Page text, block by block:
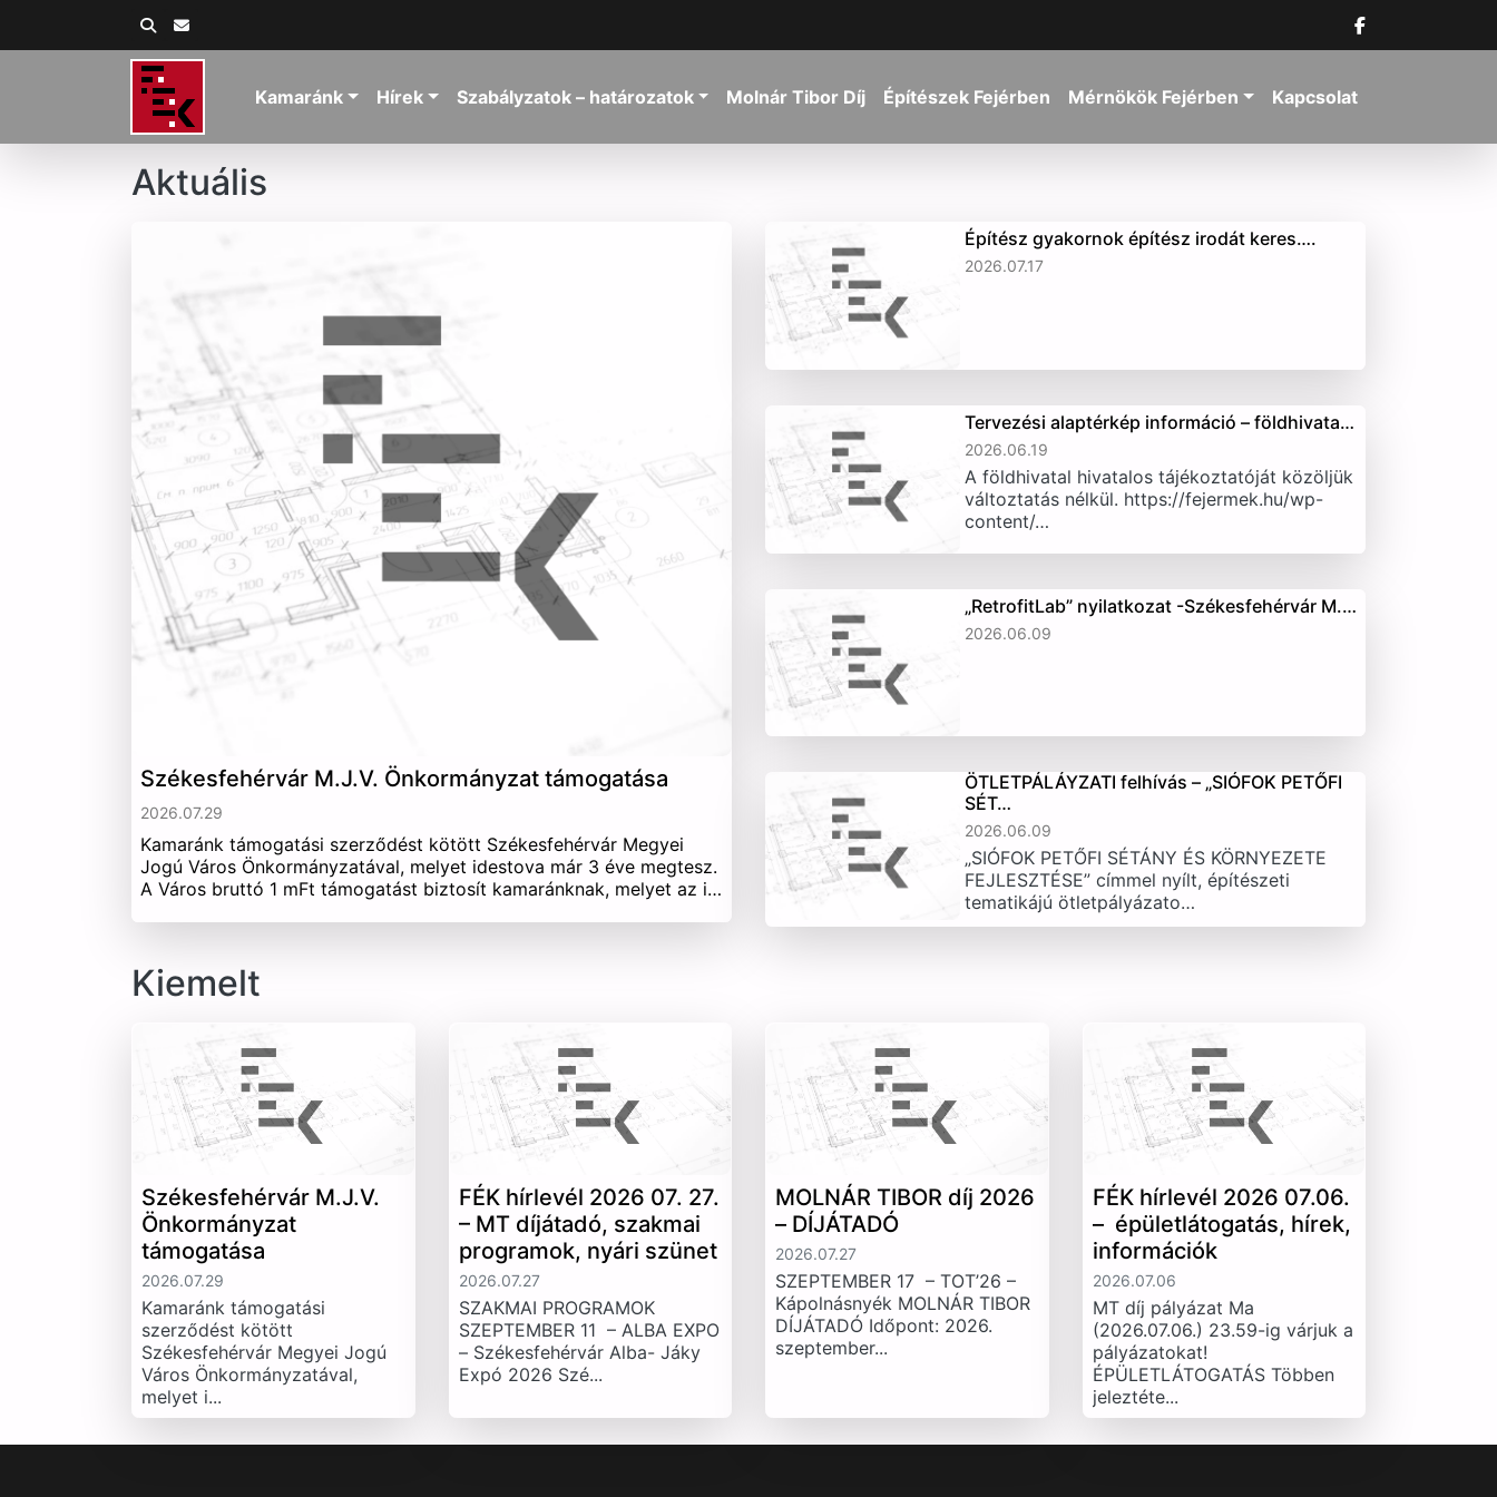
Kamaránk Hírek Szabályzatok – határozatok Molnár Tibor Díj Építészek Fejérben Mérnökök Fejérben Kapcsolat
Aktuális
Székesfehérvár M.J.V. Önkormányzat támogatása
2026.07.29
Kamaránk támogatási szerződést kötött Székesfehérvár Megyei
Jogú Város Önkormányzatával, melyet idestova már 3 éve megtesz.
A Város bruttó 1 mFt támogatást biztosít kamaránknak, melyet az i…
Építész gyakornok építész irodát keres….
2026.07.17
Tervezési alaptérkép információ – földhivata…
2026.06.19
A földhivatal hivatalos tájékoztatóját közöljük
változtatás nélkül. https://fejermek.hu/wp-
content/…
„RetrofitLab” nyilatkozat -Székesfehérvár M.…
2026.06.09
ÖTLETPÁLÁYZATI felhívás – „SIÓFOK PETŐFI
SÉT…
2026.06.09
„SIÓFOK PETŐFI SÉTÁNY ÉS KÖRNYEZETE
FEJLESZTÉSE” címmel nyílt, építészeti
tematikájú ötletpályázato…
Kiemelt
Székesfehérvár M.J.V.
Önkormányzat
támogatása
2026.07.29
Kamaránk támogatási
szerződést kötött
Székesfehérvár Megyei Jogú
Város Önkormányzatával,
melyet i...
FÉK hírlevél 2026 07. 27.
– MT díjátadó, szakmai
programok, nyári szünet
2026.07.27
SZAKMAI PROGRAMOK
SZEPTEMBER 11 – ALBA EXPO
– Székesfehérvár Alba- Jáky
Expó 2026 Szé...
MOLNÁR TIBOR díj 2026
– DÍJÁTADÓ
2026.07.27
SZEPTEMBER 17 – TOT’26 –
Kápolnásnyék MOLNÁR TIBOR
DÍJÁTADÓ Időpont: 2026.
szeptember...
FÉK hírlevél 2026 07.06.
– épületlátogatás, hírek,
információk
2026.07.06
MT díj pályázat Ma
(2026.07.06.) 23.59-ig várjuk a
pályázatokat!
ÉPÜLETLÁTOGATÁS Többen
jeleztéte...